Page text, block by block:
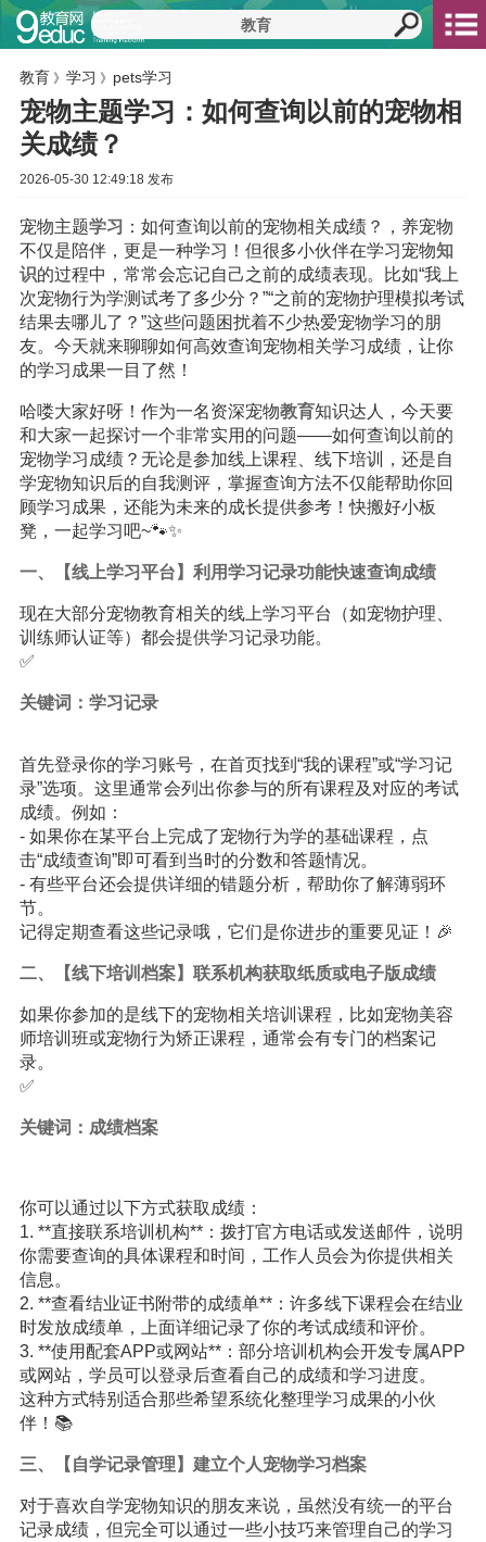
教育 》 学习 》 pets学习
宠物主题学习：如何查询以前的宠物相
关成绩？
2026-05-30 12:49:18 发布
宠物主题学习 ：如何查询以前的宠物相关成绩？，养宠物
不仅是陪伴，更是一种学习！但很多小伙伴在学习宠物知
识的过程中，常常会忘记自己之前的成绩表现。比如“我上
次宠物行为学测试考了多少分？”“之前的宠物护理模拟考试
结果去哪儿了？”这些问题困扰着不少热爱宠物学习的朋
友。今天就来聊聊如何高效查询宠物相关学习成绩，让你
的学习成果一目了然！
哈喽大家好呀！作为一名资深宠物教育知识达人，今天要
和大家一起探讨一个非常实用的问题——如何查询以前的
宠物学习成绩？无论是参加线上课程、线下培训，还是自
学宠物知识后的自我测评，掌握查询方法不仅能帮助你回
顾学习成果，还能为未来的成长提供参考！快搬好小板
凳，一起学习吧~🐾✨
一、【线上学习平台】利用学习记录功能快速查询成绩
现在大部分宠物教育相关的线上学习平台（如宠物护理、
训练师认证等）都会提供学习记录功能。
✅
关键词：学习记录
首先登录你的学习账号，在首页找到“我的课程”或“学习记
录”选项。这里通常会列出你参与的所有课程及对应的考试
成绩。例如：
- 如果你在某平台上完成了宠物行为学的基础课程，点
击“成绩查询”即可看到当时的分数和答题情况。
- 有些平台还会提供详细的错题分析，帮助你了解薄弱环
节。
记得定期查看这些记录哦，它们是你进步的重要见证！🎉
二、【线下培训档案】联系机构获取纸质或电子版成绩
如果你参加的是线下的宠物相关培训课程，比如宠物美容
师培训班或宠物行为矫正课程，通常会有专门的档案记
录。
✅
关键词：成绩档案
你可以通过以下方式获取成绩：
1. **直接联系培训机构**：拨打官方电话或发送邮件，说明
你需要查询的具体课程和时间，工作人员会为你提供相关
信息。
2. **查看结业证书附带的成绩单**：许多线下课程会在结业
时发放成绩单，上面详细记录了你的考试成绩和评价。
3. **使用配套APP或网站**：部分培训机构会开发专属APP
或网站，学员可以登录后查看自己的成绩和学习进度。
这种方式特别适合那些希望系统化整理学习成果的小伙
伴！📚
三、【自学记录管理】建立个人宠物学习档案
对于喜欢自学宠物知识的朋友来说，虽然没有统一的平台
记录成绩，但完全可以通过一些小技巧来管理自己的学习